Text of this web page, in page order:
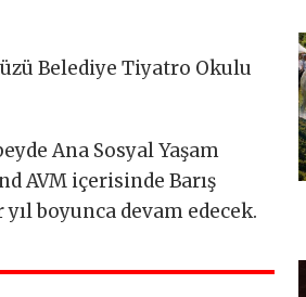
Belediye Tiyatro Okulu
Ana Sosyal Yaşam
AVM içerisinde Barış
boyunca devam edecek.